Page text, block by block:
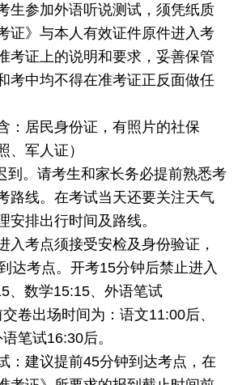
生参加外语听说测试，须凭纸质
证》与本人有效证件原件进入考
考证上的说明和要求，妥善保管
考中均不得在准考证正反面做任
：居民身份证，有照片的社保
、军人证）
到。请考生和家长务必提前熟悉考
路线。在考试当天还要关注天气
安排出行时间及路线。
入考点须接受安检及身份验证，
达考点。开考15分钟后禁止进入
、数学15:15、外语笔试
卷出场时间为：语文11:00后、
笔试16:30后。
：建议提前45分钟到达考点，在